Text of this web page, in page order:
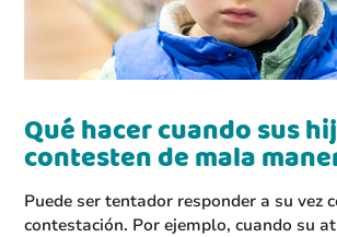
Qué hacer cuando sus
contesten de mala
Puede ser tentador responder a su vez
contestación. Por ejemplo, cuando su